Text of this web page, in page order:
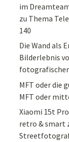
im
zu Thema
140
Die Wand als
Bilderlebnis
MFT oder die
MFT oder
Xiaomi 15t
retro & smart